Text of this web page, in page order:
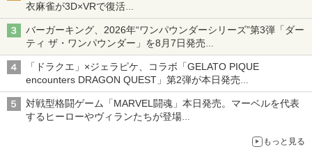
衣麻雀が3D×VRで復活
発売から2週間は20%オフになるセールが実施
バーガーキング、2026年“ワンパウンダーシリーズ”第3弾「ダー
ティ ザ・ワンパウンダー」を8月7日発売
「特製ガーリックマヨソース」を使用した超大型チーズバーガー
「ドラクエ」×ジェラピケ、コラボ「GELATO PIQUE
encounters DRAGON QUEST」第2弾が本日発売
アイスカップに入ったスライムやわたぼう、ベビーサタンなどが
オリジナルアートで登場
対戦型格闘ゲーム「MARVEL闘魂」本日発売。マーベルを代表
するヒーローやヴィランたちが登場
もっと見る